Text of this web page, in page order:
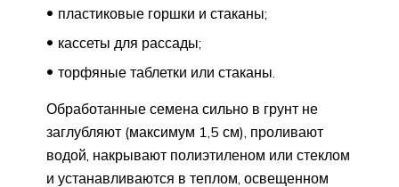
пластиковые горшки и стаканы;
кассеты для рассады;
торфяные таблетки или стаканы.
Обработанные семена сильно в грунт не
заглубляют (максимум 1,5 см), проливают
водой, накрывают полиэтиленом или стеклом
и устанавливаются в теплом, освещенном